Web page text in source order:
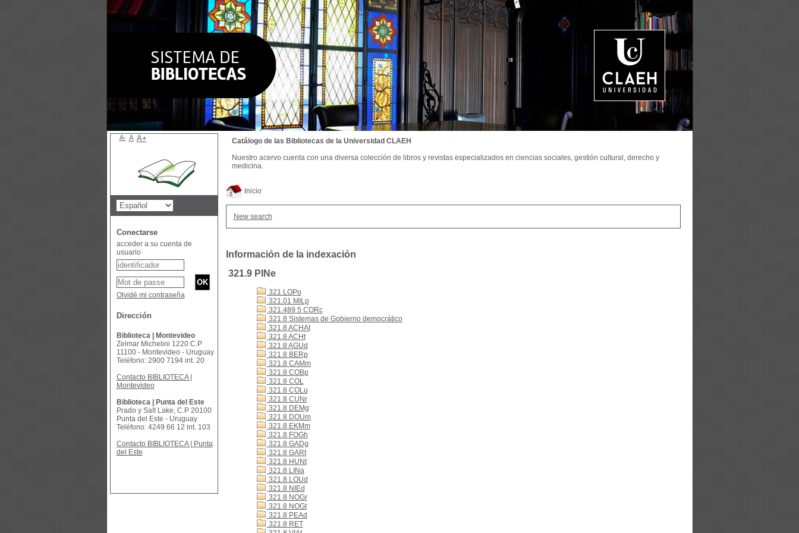
Inicio
New search
Información de la indexación
321.9 PINe
321 LOPo
321.01 MILp
321.489 5 CORc
321.8 Sistemas de Gobierno democrático
321.8 ACHAt
321.8 ACHt
321.8 AGUd
321.8 BERp
321.8 CAMm
321.8 COBp
321.8 COL
321.8 COLu
321.8 CUNr
321.8 DEMg
321.8 DOUm
321.8 EKMm
321.8 FOGh
321.8 GADg
321.8 GARt
321.8 HUNt
321.8 LINa
321.8 LOUd
321.8 NIEd
321.8 NOGr
321.8 NOGt
321.8 PEAd
321.8 RET
Catálogo de las Bibliotecas de la Universidad CLAEH
Nuestro acervo cuenta con una diversa colección de libros y revistas especializados en ciencias sociales, gestión cultural, derecho y
medicina.
A- A A+
Conectarse
acceder a su cuenta de
usuario
Olvidé mi contraseña
Dirección
Biblioteca | Montevideo
Zelmar Michelini 1220 C.P
11100 - Montevideo - Uruguay
Teléfono: 2900 7194 int. 20
Contacto BIBLIOTECA |
Montevideo
Biblioteca | Punta del Este
Prado y Salt Lake, C.P 20100
Punta del Este - Uruguay
Teléfono: 4249 66 12 int. 103
Contacto BIBLIOTECA | Punta
del Este